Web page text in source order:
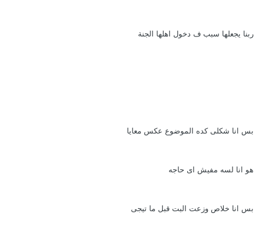
ربنا يجعلها سبب ف دخول اهلها الجنة
بس انا شكلى كده الموضوع عكس معايا
هو انا لسه مفيش اى حاجه
بس انا خلاص وزعت البت قبل ما تيجى